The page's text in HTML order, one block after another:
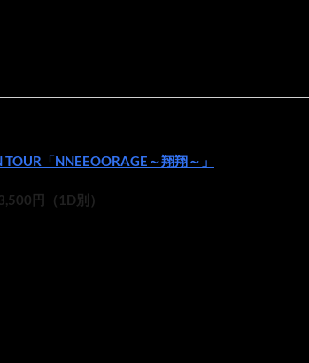
「NNEEOORAGE～翔翔～」
円（1D別）